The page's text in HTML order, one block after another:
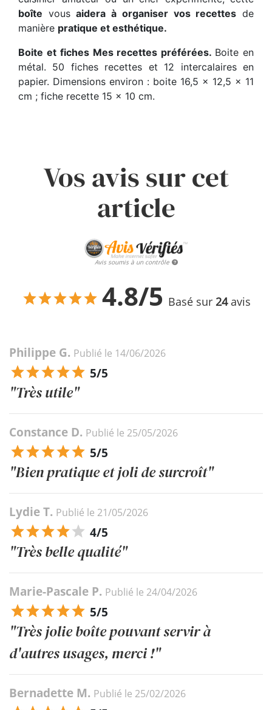
boîte vousaidera à organiser vos recettes de
manière pratique et esthétique.
Boite et fiches Mes recettes préférées. Boite en
métal. 50 fiches recettes et 12 intercalaires en
papier. Dimensions environ : boite 16,5 x 12,5 x 11
cm ; fiche recette 15 x 10 cm.
Vos avis sur cet
article
Avis soumis à un contrôle
4.8/5 Basé sur 24avis
Philippe G. Publié le 14/06/2026
5/5
"Très utile"
Constance D. Publié le 25/05/2026
5/5
"Bien pratique et joli de surcroît"
Lydie T. Publié le 21/05/2026
4/5
"Très belle qualité"
Marie-Pascale P. Publié le 24/04/2026
5/5
"Très jolie boîte pouvant servir à
d'autres usages, merci !"
Bernadette M. Publié le 25/02/2026